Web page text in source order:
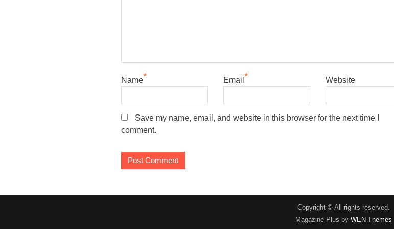
Name* Email * Website
Save my name, email, and website in this browser for the next time I
comment.
Copyright © All rights reserved.
Magazine Plus by WEN Themes